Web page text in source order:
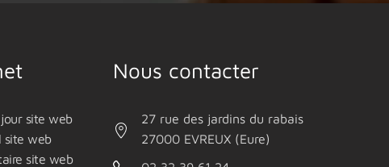
site web
site web
site web
Nous contacter
27 rue des jardins du rabais
27000 EVREUX (Eure)